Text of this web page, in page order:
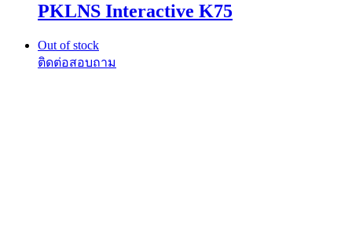
PKLNS Interactive K75
Out of stock